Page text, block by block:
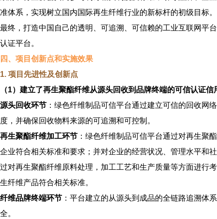
准体系，实现树立国内国际再生纤维行业的新标杆的初级目标。
最终，打造中国自己的透明、可追溯、可信赖的工业互联网平
认证平台。
四、项目创新点和实施效果
1. 项目先进性及创新点
（1）建立了再生聚酯纤维从源头回收到品牌终端的可信认证信
源头回收环节 ：绿色纤维制品可信平台通过建立可信的回收网
度，并确保回收物料来源的可追溯和可控制。
再生聚酯纤维加工环节 ：绿色纤维制品可信平台通过对再生聚酯
企业符合相关标准和要求；并对企业的经营状况、管理水平和
过对再生聚酯纤维原料处理，加工工艺和生产质量等方面进行
生纤维产品符合相关标准。
纤维品牌终端环节 ：平台建立的从源头到成品的全链路追溯体
全。